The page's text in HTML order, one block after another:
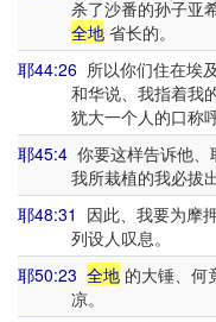
杀了沙番的孙子亚
全地省长的。
耶44:26 所以你们住在埃
和华说、我指着我
犹大一个人的口称
耶45:4 你要这样告诉他、
我所栽植的我必拔
耶48:31 因此、我要为摩
列设人叹息。
耶50:23 全地 的大锤、何
凉。